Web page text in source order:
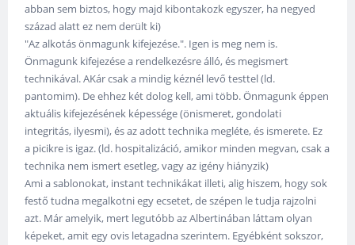
abban sem biztos, hogy majd kibontakozk egyszer, ha negyed
század alatt ez nem derült ki)
"Az alkotás önmagunk kifejezése.". Igen is meg nem is.
Önmagunk kifejezése a rendelkezésre álló, és megismert
technikával. AKár csak a mindig kéznél levő testtel (ld.
pantomim). De ehhez két dolog kell, ami több. Önmagunk éppen
aktuális kifejezésének képessége (önismeret, gondolati
integritás, ilyesmi), és az adott technika megléte, és ismerete. Ez
a picikre is igaz. (ld. hospitalizáció, amikor minden megvan, csak a
technika nem ismert esetleg, vagy az igény hiányzik)
Ami a sablonokat, instant technikákat illeti, alig hiszem, hogy sok
festő tudna megalkotni egy ecsetet, de szépen le tudja rajzolni
azt. Már amelyik, mert legutóbb az Albertinában láttam olyan
képeket, amit egy ovis letagadna szerintem. Egyébként sokszor,